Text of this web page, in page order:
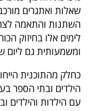
שאלות ואתגרים
השתנות והתאמה
לימים אלו בחיזוק
ומשמעותית גם
כחלק מהתוכנית
הילדים ובתי הספר
עם הילדות והילדים